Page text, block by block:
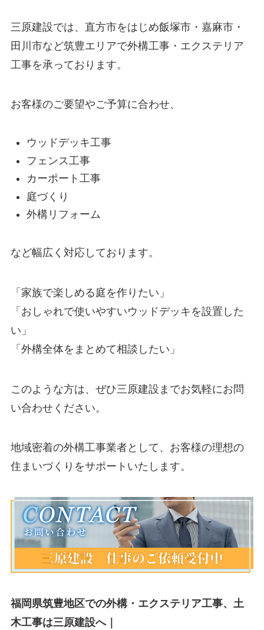
三原建設では、直方市をはじめ飯塚市・嘉麻市・
田川市など筑豊エリアで外構工事・エクステリア
工事を承っております。
お客様のご要望やご予算に合わせ、
ウッドデッキ工事
フェンス工事
カーポート工事
庭づくり
外構リフォーム
など幅広く対応しております。
「家族で楽しめる庭を作りたい」
「おしゃれで使いやすいウッドデッキを設置した
い」
「外構全体をまとめて相談したい」
このような方は、ぜひ三原建設までお気軽にお問
い合わせください。
地域密着の外構工事業者として、お客様の理想の
住まいづくりをサポートいたします。
福岡県筑豊地区での外構・エクステリア工事、土
木工事は三原建設へ｜